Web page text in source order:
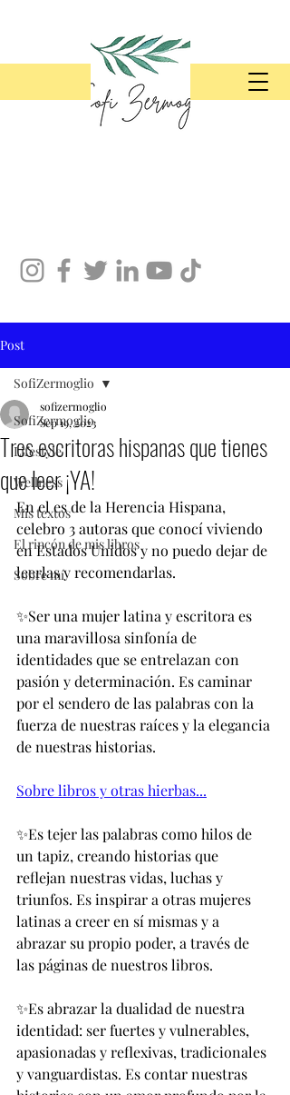
Post
SofiZermoglio
Lifestyle
Wellness
Mis textos
El rincón de mis libros
Sobre mí
SofiZermoglio
Tres escritoras hispanas que tienes
que leer ¡YA!
sofizermoglio
Sep 19, 2023
En el es de la Herencia Hispana,
celebro 3 autoras que conocí viviendo
en Estados Unidos y no puedo dejar de
leerlas y recomendarlas.
✨Ser una mujer latina y escritora es
una maravillosa sinfonía de
identidades que se entrelazan con
pasión y determinación. Es caminar
por el sendero de las palabras con la
fuerza de nuestras raíces y la elegancia
de nuestras historias.
Sobre libros y otras hierbas...
✨Es tejer las palabras como hilos de
un tapiz, creando historias que
reflejan nuestras vidas, luchas y
triunfos. Es inspirar a otras mujeres
latinas a creer en sí mismas y a
abrazar su propio poder, a través de
las páginas de nuestros libros.
✨Es abrazar la dualidad de nuestra
identidad: ser fuertes y vulnerables,
apasionadas y reflexivas, tradicionales
y vanguardistas. Es contar nuestras